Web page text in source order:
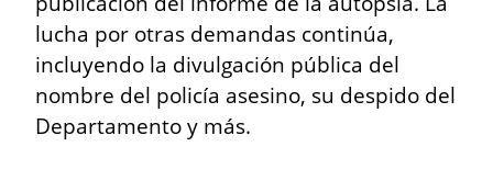
lucha por otras demandas continúa,
incluyendo la divulgación pública del
nombre del policía asesino, su despido del
Departamento y más.